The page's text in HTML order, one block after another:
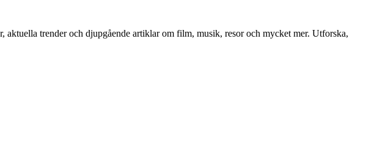
trender och djupgående artiklar om film, musik, resor och mycket mer. Utforska,